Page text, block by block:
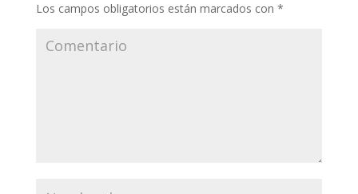
Los campos obligatorios están marcados con *